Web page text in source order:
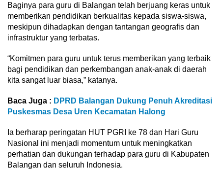
Baginya para guru di Balangan telah berjuang keras untuk
memberikan pendidikan berkualitas kepada siswa-siswa,
meskipun dihadapkan dengan tantangan geografis dan
infrastruktur yang terbatas.
“Komitmen para guru untuk terus memberikan yang terbaik
bagi pendidikan dan perkembangan anak-anak di daerah
kita sangat luar biasa,” katanya.
Baca Juga : DPRD Balangan Dukung Penuh Akreditasi
Puskesmas Desa Uren Kecamatan Halong
Ia berharap peringatan HUT PGRI ke 78 dan Hari Guru
Nasional ini menjadi momentum untuk meningkatkan
perhatian dan dukungan terhadap para guru di Kabupaten
Balangan dan seluruh Indonesia.